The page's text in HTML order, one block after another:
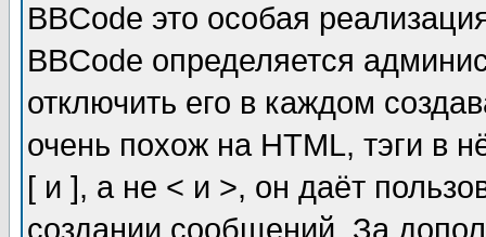
BBCode это особая
BBCode определяется
отключить его в каждом
очень похож на HTML, тэги в
[ и ], а не < и >, он даёт
создании сообщений. За